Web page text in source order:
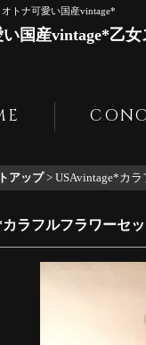
オトナ可愛い国産vintage*
国産vintage*乙
アップ > USAvintage*カ
ラフルフラワーセ